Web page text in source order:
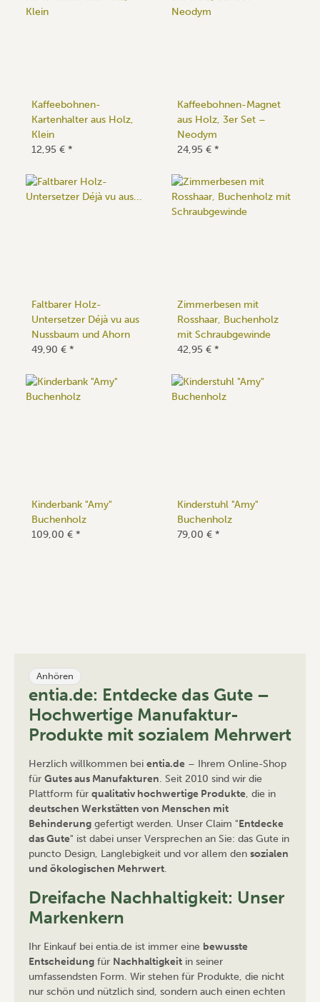
Kaffeebohnen-
Kartenhalter aus Holz,
Klein
12,95 € *
Kaffeebohnen-Magnet
aus Holz, 3er Set –
Neodym
24,95 € *
Faltbarer Holz-
Untersetzer Déjà vu aus
Nussbaum und Ahorn
49,90 € *
Zimmerbesen mit
Rosshaar, Buchenholz
mit Schraubgewinde
42,95 € *
Kinderbank "Amy"
Buchenholz
109,00 € *
Kinderstuhl "Amy"
Buchenholz
79,00 € *
Anhören
entia.de: Entdecke das Gute –
Hochwertige Manufaktur-
Produkte mit sozialem Mehrwert
Herzlich willkommen bei entia.de – Ihrem Online-Shop
für Gutes aus Manufakturen. Seit 2010 sind wir die
Plattform für qualitativ hochwertige Produkte, die in
deutschen Werkstätten von Menschen mit
Behinderung gefertigt werden. Unser Claim "Entdecke
das Gute" ist dabei unser Versprechen an Sie: das Gute in
puncto Design, Langlebigkeit und vor allem den sozialen
und ökologischen Mehrwert.
Dreifache Nachhaltigkeit: Unser
Markenkern
Ihr Einkauf bei entia.de ist immer eine bewusste
Entscheidung für Nachhaltigkeit in seiner
umfassendsten Form. Wir stehen für Produkte, die nicht
nur schön und nützlich sind, sondern auch einen echten